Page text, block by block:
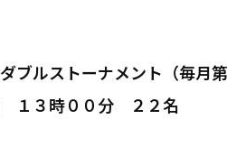
ブルストーナメント（毎月
１３時００分 ２２名